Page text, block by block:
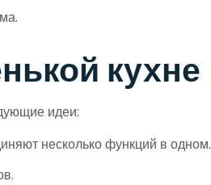
кухне
идеи:
несколько функций в одном.